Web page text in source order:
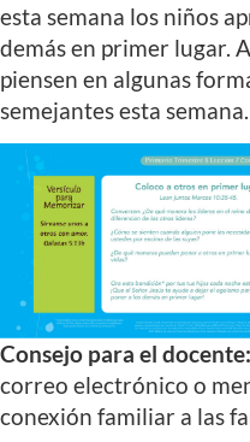
esta semana los niños
demás en primer lugar.
piensen en algunas
semejantes esta semana.
Consejo para el docente:
correo electrónico o
conexión familiar a las